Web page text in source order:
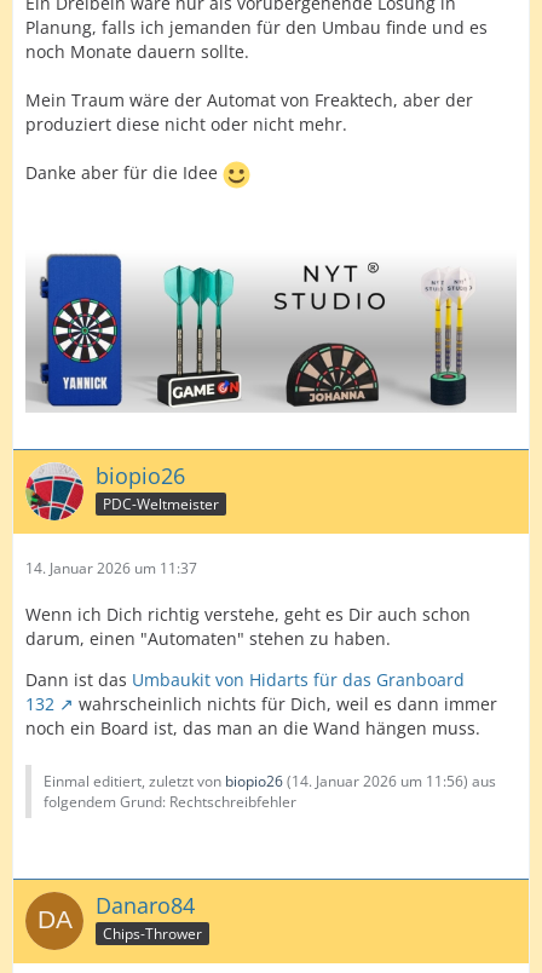
Planung, falls ich jemanden für den Umbau finde und es
noch Monate dauern sollte.
Mein Traum wäre der Automat von Freaktech, aber der
produziert diese nicht oder nicht mehr.
Danke aber für die Idee
biopio26
PDC-Weltmeister
14. Januar 2026 um 11:37
Wenn ich Dich richtig verstehe, geht es Dir auch schon
darum, einen "Automaten" stehen zu haben.
Dann ist das Umbaukit von Hidarts für das Granboard
132
wahrscheinlich nichts für Dich, weil es dann immer
noch ein Board ist, das man an die Wand hängen muss.
Einmal editiert, zuletzt von biopio26(14. Januar 2026 um 11:56) aus
folgendem Grund: Rechtschreibfehler
Danaro84
Chips-Thrower